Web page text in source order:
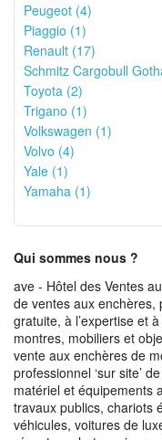
Peugeot (4)
Piaggio (1)
Renault (17)
Schmitz Cargobull
Toyota (2)
Trigano (1)
Volkswagen (1)
Volvo (4)
Yale (1)
Yamaha (1)
Qui sommes nous ?
ave - Hôtel des Ventes
de ventes aux enchères,
gratuite, à l’expertise et
montres, mobiliers et
vente aux enchères de
professionnel ‘sur site’
matériel et équipements
travaux publics, chariots
véhicules, voitures de